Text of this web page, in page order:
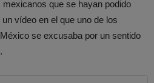
que se hayan podido
vídeo en el que uno de los
se excusaba por un sentido